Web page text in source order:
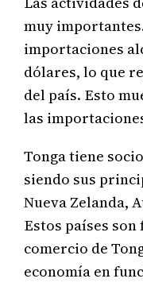
muy
importaciones
dólares, lo que
del país. Esto
las
Tonga tiene
siendo sus
Nueva Zelanda,
Estos países
comercio de
economía en